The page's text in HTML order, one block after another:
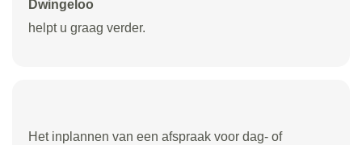
Dwingeloo
helpt u graag verder.
Het inplannen van een afspraak voor dag- of